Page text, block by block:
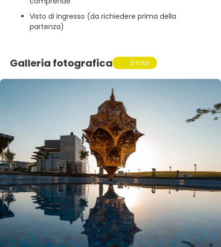
Visto di ingresso (da richiedere prima della
partenza)
Galleria fotografica 5 foto